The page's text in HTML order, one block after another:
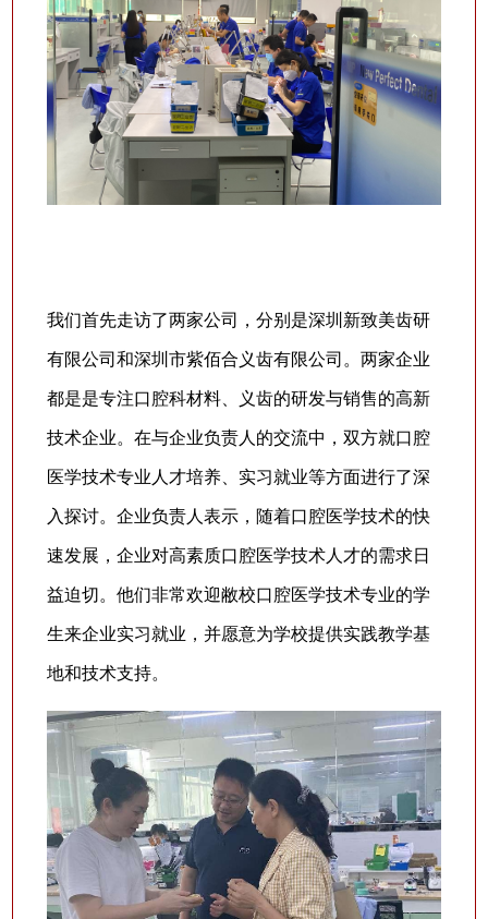
我们首先走访了两家公司，分别是深圳新致美齿研
有限公司和深圳市紫佰合义齿有限公司。两家企业
都是是专注口腔科材料、义齿的研发与销售的高新
技术企业。在与企业负责人的交流中，双方就口腔
医学技术专业人才培养、实习就业等方面进行了深
入探讨。企业负责人表示，随着口腔医学技术的快
速发展，企业对高素质口腔医学技术人才的需求日
益迫切。他们非常欢迎敝校口腔医学技术专业的学
生来企业实习就业，并愿意为学校提供实践教学基
地和技术支持。